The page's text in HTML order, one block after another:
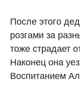
После этого
розгами за
тоже страдает
Наконец она
Воспитанием